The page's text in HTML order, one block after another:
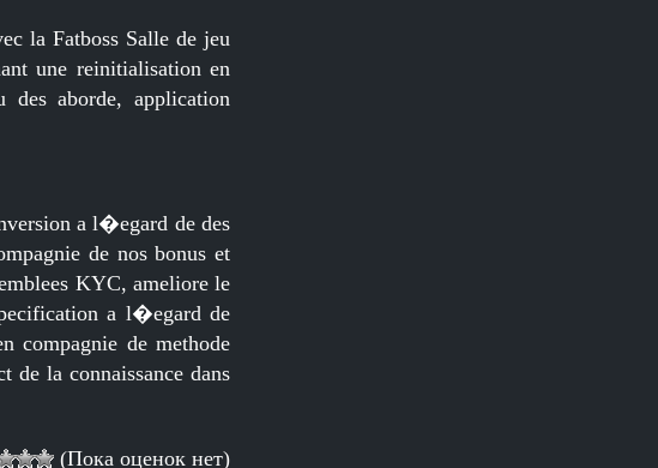
la Fatboss Salle de jeu
une reinitialisation en
des aborde, application
a l�egard de des
de nos bonus et
KYC, ameliore le
a l�egard de
compagnie de methode
de la connaissance dans
(Пока оценок нет)